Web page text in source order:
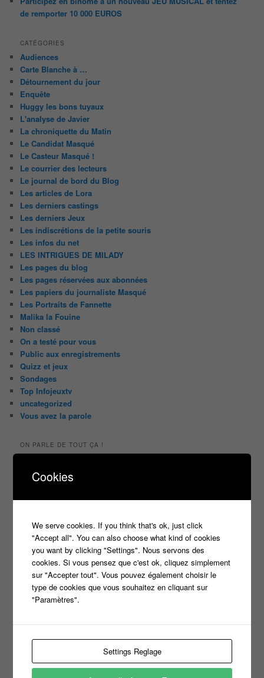
de remporter 10 000 EUROS
CATÉGORIES
Audiences
Carte Blanche à …
Détournement du jour
Enquête
Huggy les bons tuyaux
L'analyse de Javier
La chroniquette du Matin
Le Candidat Masqué
Le Casteur Masqué !
Le courrier des lecteurs
Le journal de bord du Blog
Les articles de Lora
Les derniers castings
Les derniers Jeux
Les indiscrétions de la petite souris
Les infos du net
LES INTRIGUES DE MILADY
Les pages du blog
Les pages réservées aux abonnées
Les papiers du journaliste Masqué
Les Portraits de Fannette
Malika la Fouine
Non classé
On a testé pour vous
Public aux enregistrements
Quizz et jeux
Sondages
Top Infojeuxtv
uncategorized
Vous avez la parole
ON PARLE DE TOUT ÇA !
Article assister dans le public
casting Christophe Dechavanne Cyril Hanouna
d8Face à la bandefrance 2 france2
indiscrétions info info jeux tvInfos Inscription
jeu tvJeuxJeux TV Julien Courbet Jérémy Michalak
Koh Lantalaurence boccolini le maillon faible
Maestro Masters
n'oubliez pas les paroles
naguinoplp
tf1
Cookies
We serve cookies. If you think that's ok, just click
"Accept all". You can also choose what kind of cookies
you want by clicking "Settings". Nous servons des
cookies. Si vous pensez que c'est ok, cliquez simplement
sur "Accepter tout". Vous pouvez également choisir le
type de cookies que vous souhaitez en cliquant sur
"Paramètres".
Settings Reglage